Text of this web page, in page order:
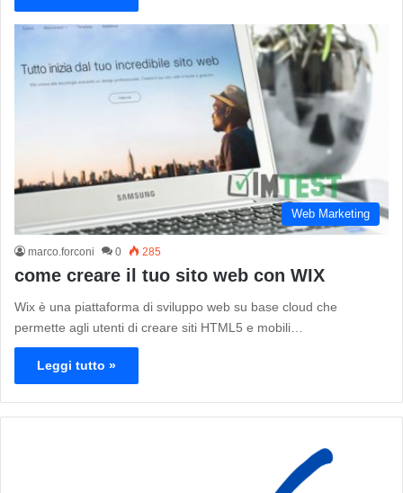
Web Marketing
marco.forconi 0 285
come creare il tuo sito web con WIX
Wix è una piattaforma di sviluppo web su base cloud che
permette agli utenti di creare siti HTML5 e mobili…
Leggi tutto »